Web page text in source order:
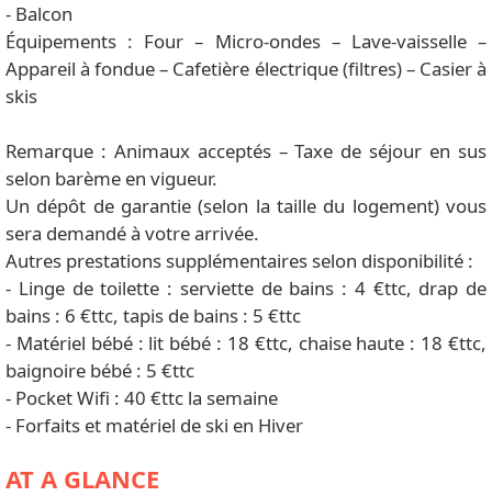
- Balcon
Équipements : Four – Micro-ondes – Lave-vaisselle –
Appareil à fondue – Cafetière électrique (filtres) – Casier à
skis
Remarque : Animaux acceptés – Taxe de séjour en sus
selon barème en vigueur.
Un dépôt de garantie (selon la taille du logement) vous
sera demandé à votre arrivée.
Autres prestations supplémentaires selon disponibilité :
- Linge de toilette : serviette de bains : 4 €ttc, drap de
bains : 6 €ttc, tapis de bains : 5 €ttc
- Matériel bébé : lit bébé : 18 €ttc, chaise haute : 18 €ttc,
baignoire bébé : 5 €ttc
- Pocket Wifi : 40 €ttc la semaine
- Forfaits et matériel de ski en Hiver
AT A GLANCE